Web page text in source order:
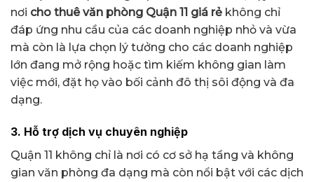
nơi cho thuê văn phòng Quận 11 giá rẻ không chỉ
đáp ứng nhu cầu của các doanh nghiệp nhỏ và vừa
mà còn là lựa chọn lý tưởng cho các doanh nghiệp
lớn đang mở rộng hoặc tìm kiếm không gian làm
việc mới, đặt họ vào bối cảnh đô thị sôi động và đa
dạng.
3. Hỗ trợ dịch vụ chuyên nghiệp
Quận 11 không chỉ là nơi có cơ sở hạ tầng và không
gian văn phòng đa dạng mà còn nổi bật với các dịch